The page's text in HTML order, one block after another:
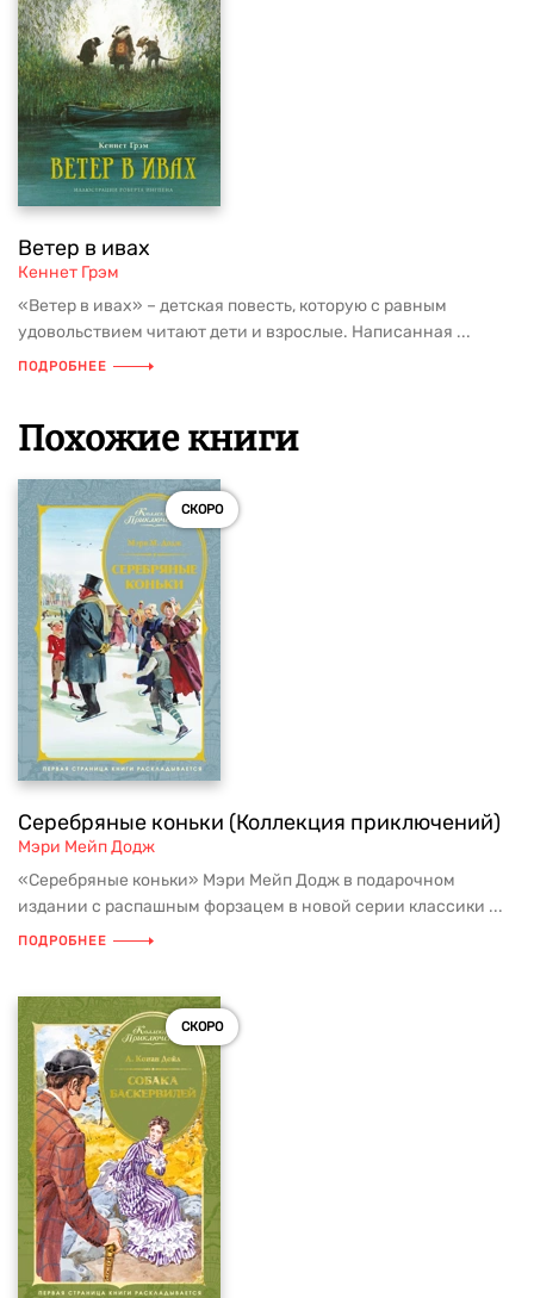
Ветер в ивах
Кеннет Грэм
«Ветер в ивах» – детская повесть, которую с равным
удовольствием читают дети и взрослые. Написанная ...
ПОДРОБНЕЕ
Похожие книги
СКОРО
Серебряные коньки (Коллекция приключений)
Мэри Мейп Додж
«Серебряные коньки» Мэри Мейп Додж в подарочном
издании с распашным форзацем в новой серии классики ...
ПОДРОБНЕЕ
СКОРО